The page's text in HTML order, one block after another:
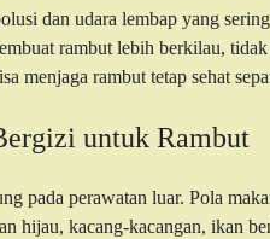
dan udara lembap yang
rambut lebih berkilau,
menjaga rambut tetap sehat
untuk Rambut
pada perawatan luar. Pola
hijau, kacang-kacangan, ikan